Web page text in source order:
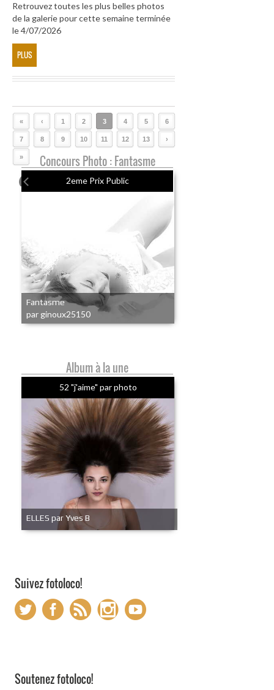
Retrouvez toutes les plus belles photos
de la galerie pour cette semaine terminée
le 4/07/2026
PLUS
« ‹ 1 2 3 4 5 6
7 8 9 10 11 12 13 ›
» Concours Photo : Fantasme
2eme Prix Public
Fantasme
par ginoux25150
Album à la une
52 "j'aime" par photo
ELLES par Yves B
Suivez fotoloco!
Soutenez fotoloco!